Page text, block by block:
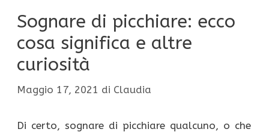
Sognare di picchiare: ecco
cosa significa e altre
curiosità
Maggio 17, 2021 di Claudia
Di certo, sognare di picchiare qualcuno, o che